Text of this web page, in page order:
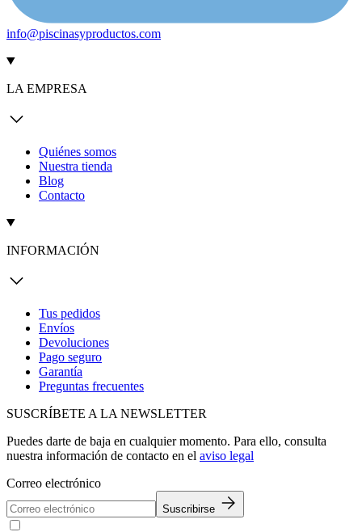
info@piscinasyproductos.com
LA EMPRESA
Quiénes somos
Nuestra tienda
Blog
Contacto
INFORMACIÓN
Tus pedidos
Envíos
Devoluciones
Pago seguro
Garantía
Preguntas frecuentes
SUSCRÍBETE A LA NEWSLETTER
Puedes darte de baja en cualquier momento. Para ello, consulta
nuestra información de contacto en el aviso legal
Correo electrónico
Suscribirse